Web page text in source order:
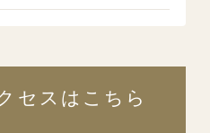
セスはこちら